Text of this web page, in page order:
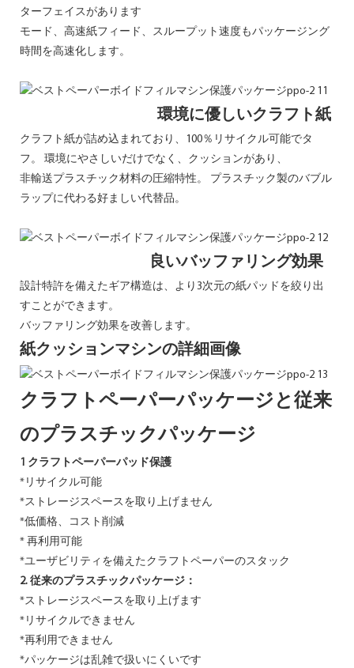
ターフェイスがあります
モード、高速紙フィード、スループット速度もパッケージング
時間を高速化します。
環境に優しいクラフト紙
クラフト紙が詰め込まれており、100％リサイクル可能でタ
フ。 環境にやさしいだけでなく、クッションがあり、
非輸送プラスチック材料の圧縮特性。 プラスチック製のバブル
ラップに代わる好ましい代替品。
良いバッファリング効果
設計特許を備えたギア構造は、より3次元の紙パッドを絞り出
すことができます。
バッファリング効果を改善します。
紙クッションマシンの詳細画像
クラフトペーパーパッケージと従来
のプラスチックパッケージ
1 クラフトペーパーパッド保護
*リサイクル可能
*ストレージスペースを取り上げません
*低価格、コスト削減
* 再利用可能
*ユーザビリティを備えたクラフトペーパーのスタック
2. 従来のプラスチックパッケージ：
*ストレージスペースを取り上げます
*リサイクルできません
*再利用できません
*パッケージは乱雑で扱いにくいです